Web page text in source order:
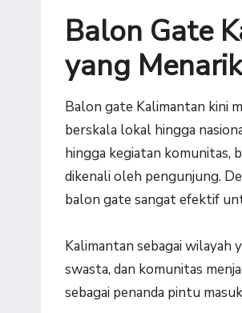
Balon Gate
yang
Balon gate Kalimantan kini
berskala lokal hingga
hingga kegiatan komunitas,
dikenali oleh pengunjung.
balon gate sangat efektif
Kalimantan sebagai wilayah
swasta, dan komunitas
sebagai penanda pintu